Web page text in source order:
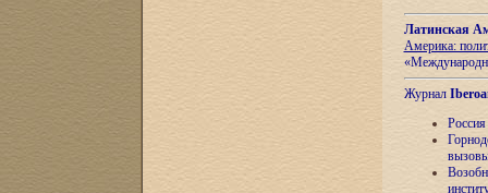
Латинская
Америка:
Журнал